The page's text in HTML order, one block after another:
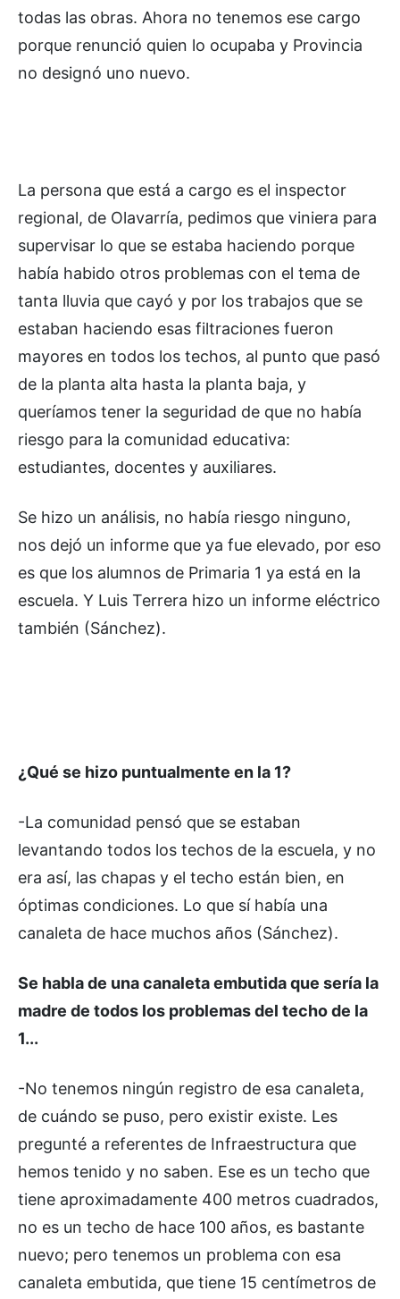
todas las obras. Ahora no tenemos ese cargo
porque renunció quien lo ocupaba y Provincia
no designó uno nuevo.
La persona que está a cargo es el inspector
regional, de Olavarría, pedimos que viniera para
supervisar lo que se estaba haciendo porque
había habido otros problemas con el tema de
tanta lluvia que cayó y por los trabajos que se
estaban haciendo esas filtraciones fueron
mayores en todos los techos, al punto que pasó
de la planta alta hasta la planta baja, y
queríamos tener la seguridad de que no había
riesgo para la comunidad educativa:
estudiantes, docentes y auxiliares.
Se hizo un análisis, no había riesgo ninguno,
nos dejó un informe que ya fue elevado, por eso
es que los alumnos de Primaria 1 ya está en la
escuela. Y Luis Terrera hizo un informe eléctrico
también (Sánchez).
¿Qué se hizo puntualmente en la 1?
-La comunidad pensó que se estaban
levantando todos los techos de la escuela, y no
era así, las chapas y el techo están bien, en
óptimas condiciones. Lo que sí había una
canaleta de hace muchos años (Sánchez).
Se habla de una canaleta embutida que sería la
madre de todos los problemas del techo de la
1...
-No tenemos ningún registro de esa canaleta,
de cuándo se puso, pero existir existe. Les
pregunté a referentes de Infraestructura que
hemos tenido y no saben. Ese es un techo que
tiene aproximadamente 400 metros cuadrados,
no es un techo de hace 100 años, es bastante
nuevo; pero tenemos un problema con esa
canaleta embutida, que tiene 15 centímetros de